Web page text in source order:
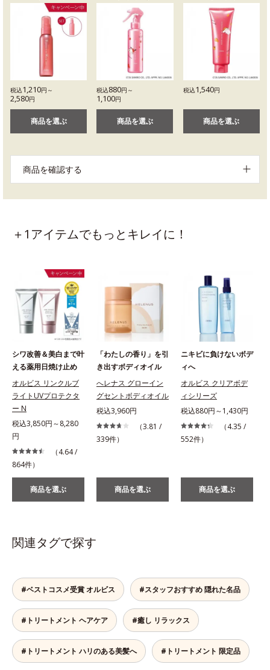
税込1,210円～
2,580円
商品を選ぶ
税込880円～
1,100円
商品を選ぶ
税込1,540円
商品を選ぶ
商品を確認する
＋1アイテムでもっとキレイに！
シワ改善＆美白まで叶
える薬用日焼け止め
オルビス リンクルブ
ライトUVプロテクタ
ー N
税込3,850円～8,280
円
（4.64 /
864件）
商品を選ぶ
「わたしの香り」を引
き出すボディオイル
へレナス グローイン
グセントボディオイル
税込3,960円
（3.81 /
339件）
商品を選ぶ
ニキビに負けないボデ
ィへ
オルビス クリアボデ
ィシリーズ
税込880円～1,430円
（4.35 /
552件）
商品を選ぶ
関連タグで探す
#ベストコスメ受賞 オルビス #スタッフおすすめ 隠れた名品
#トリートメント ヘアケア #癒し リラックス
#トリートメント ハリのある美髪へ #トリートメント 限定品